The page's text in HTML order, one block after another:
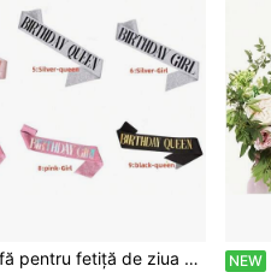
1 buc eșarfă pentru fetiță de ziua de naștere/eșarfă pentru regină de ziua de naștere pentru decorațiuni pentru petrecere de ziua de naștere pentru femei/fete, NEW